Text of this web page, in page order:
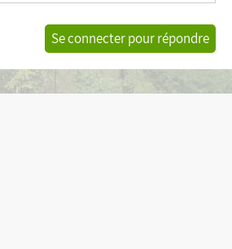
Se connecter pour répondre